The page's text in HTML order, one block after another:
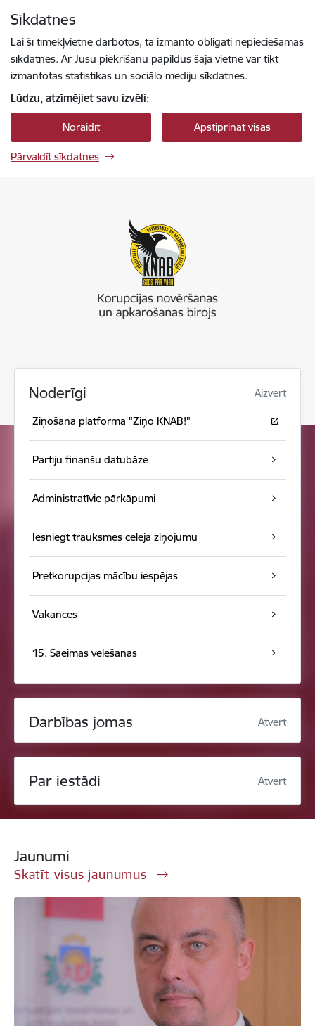
Sīkdatnes
Lai šī tīmekļvietne darbotos, tā izmanto obligāti nepieciešamās
sīkdatnes. Ar Jūsu piekrišanu papildus šajā vietnē var tikt
izmantotas statistikas un sociālo mediju sīkdatnes.
Lūdzu, atzīmējiet savu izvēli:
Noraidīt Apstiprināt visas
Pārvaldīt sīkdatnes
Noderīgi Aizvērt
Ziņošana platformā "Ziņo KNAB!"
Partiju finanšu datubāze
Administratīvie pārkāpumi
Iesniegt trauksmes cēlēja ziņojumu
Pretkorupcijas mācību iespējas
Vakances
15. Saeimas vēlēšanas
Darbības jomas Atvērt
Par iestādi Atvērt
Jaunumi
Skatīt visus jaunumus